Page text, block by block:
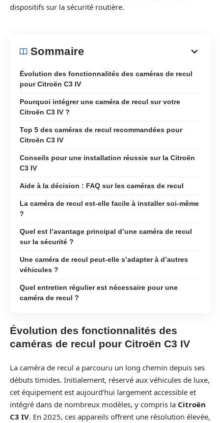
dispositifs sur la sécurité routière.
Sommaire
Évolution des fonctionnalités des caméras de recul
pour Citroën C3 IV
Pourquoi intégrer une caméra de recul sur votre
Citroën C3 IV ?
Top 5 des caméras de recul recommandées pour
Citroën C3 IV
Conseils pour une installation réussie sur la Citroën
C3 IV
Aide à la décision : FAQ sur les caméras de recul
La caméra de recul est-elle facile à installer soi-même
?
Quel est l’avantage principal d’une caméra de recul
sur la sécurité ?
Une caméra de recul peut-elle s’adapter à d’autres
véhicules ?
Quel entretien régulier est nécessaire pour une
caméra de recul ?
Évolution des fonctionnalités des
caméras de recul pour Citroën C3 IV
La caméra de recul a parcouru un long chemin depuis ses
débuts timides. Initialement, réservé aux véhicules de luxe,
cet équipement est aujourd’hui largement accessible et
intégré dans de nombreux modèles, y compris la Citroën
C3 IV. En 2025, ces appareils offrent une résolution élevée,